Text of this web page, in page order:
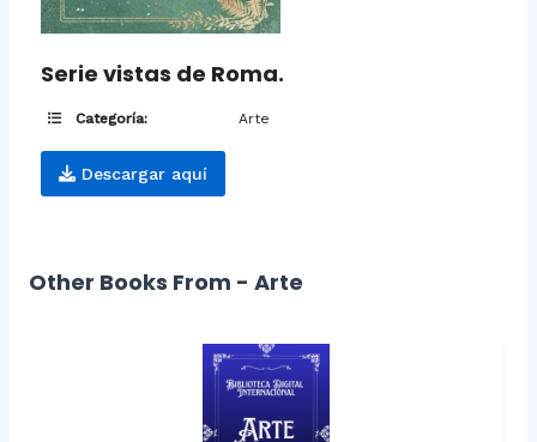
Serie vistas de Roma.
Categoría: Arte
Descargar aquí
Other Books From - Arte